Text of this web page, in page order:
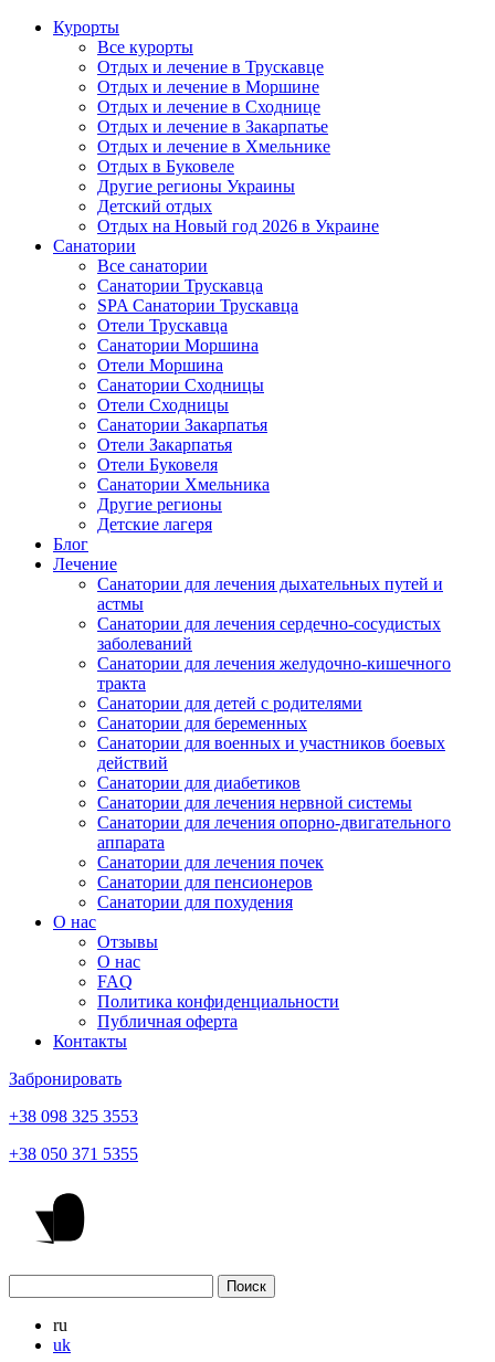
Курорты
Все курорты
Отдых и лечение в Трускавце
Отдых и лечение в Моршине
Отдых и лечение в Сходнице
Отдых и лечение в Закарпатье
Отдых и лечение в Хмельнике
Отдых в Буковеле
Другие регионы Украины
Детский отдых
Отдых на Новый год 2026 в Украине
Санатории
Все санатории
Санатории Трускавца
SPA Санатории Трускавца
Отели Трускавца
Санатории Моршина
Отели Моршина
Санатории Сходницы
Отели Сходницы
Санатории Закарпатья
Отели Закарпатья
Отели Буковеля
Санатории Хмельника
Другие регионы
Детские лагеря
Блог
Лечение
Санатории для лечения дыхательных путей и
астмы
Санатории для лечения сердечно-сосудистых
заболеваний
Санатории для лечения желудочно-кишечного
тракта
Санатории для детей с родителями
Санатории для беременных
Санатории для военных и участников боевых
действий
Санатории для диабетиков
Санатории для лечения нервной системы
Санатории для лечения опорно-двигательного
аппарата
Санатории для лечения почек
Санатории для пенсионеров
Санатории для похудения
О нас
Отзывы
О нас
FAQ
Политика конфиденциальности
Публичная оферта
Контакты
Забронировать
+38 098 325 3553
+38 050 371 5355
ru
uk